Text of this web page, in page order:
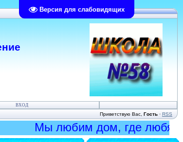
Версия для слабовидящих
ВХОД
Приветствую Вас Гость · RSS
Мы любим дом, где любят нас!